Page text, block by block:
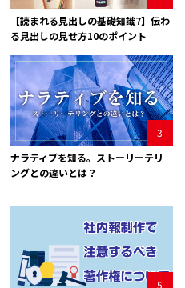
【読まれる見出しの基礎知識7】伝わ
る見出しの見せ方10のポイント
3
ナラティブを知る。ストーリーテリ
ングとの違いとは？
5